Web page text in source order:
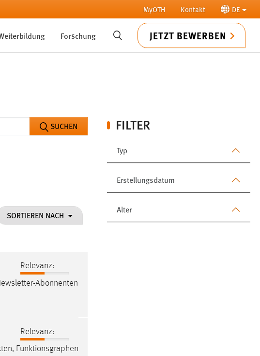
MyOTH Kontakt DE
Forschung SUCHE JETZT BEWERBEN
FILTER
Typ
Erstellungsdatum
Alter
SUCHEN
SORTIEREN NACH
Relevanz:
Abonnenten
Relevanz:
Funktionsgraphen